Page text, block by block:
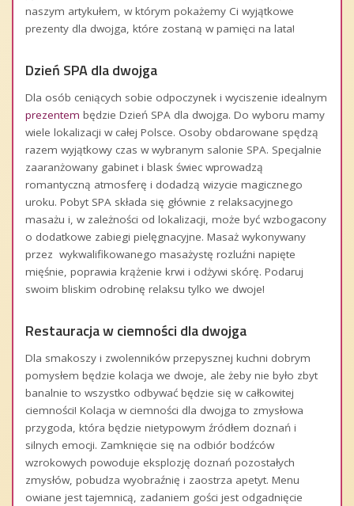
naszym artykułem, w którym pokażemy Ci wyjątkowe
prezenty dla dwojga, które zostaną w pamięci na lata!
Dzień SPA dla dwojga
Dla osób ceniących sobie odpoczynek i wyciszenie idealnym
prezentem będzie Dzień SPA dla dwojga. Do wyboru mamy
wiele lokalizacji w całej Polsce. Osoby obdarowane spędzą
razem wyjątkowy czas w wybranym salonie SPA. Specjalnie
zaaranżowany gabinet i blask świec wprowadzą
romantyczną atmosferę i dodadzą wizycie magicznego
uroku. Pobyt SPA składa się głównie z relaksacyjnego
masażu i, w zależności od lokalizacji, może być wzbogacony
o dodatkowe zabiegi pielęgnacyjne. Masaż wykonywany
przez wykwalifikowanego masażystę rozluźni napięte
mięśnie, poprawia krążenie krwi i odżywi skórę. Podaruj
swoim bliskim odrobinę relaksu tylko we dwoje!
Restauracja w ciemności dla dwojga
Dla smakoszy i zwolenników przepysznej kuchni dobrym
pomysłem będzie kolacja we dwoje, ale żeby nie było zbyt
banalnie to wszystko odbywać będzie się w całkowitej
ciemności! Kolacja w ciemności dla dwojga to zmysłowa
przygoda, która będzie nietypowym źródłem doznań i
silnych emocji. Zamknięcie się na odbiór bodźców
wzrokowych powoduje eksplozję doznań pozostałych
zmysłów, pobudza wyobraźnię i zaostrza apetyt. Menu
owiane jest tajemnicą, zadaniem gości jest odgadnięcie